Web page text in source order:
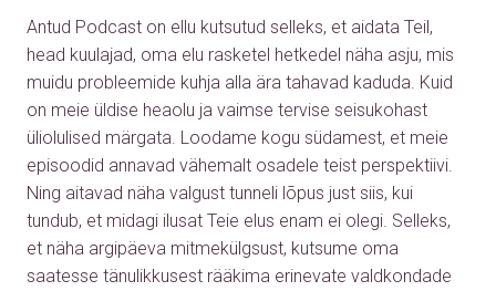
Antud Podcast on ellu kutsutud selleks, et aidata Teil,
head kuulajad, oma elu rasketel hetkedel näha asju, mis
muidu probleemide kuhja alla ära tahavad kaduda. Kuid
on meie üldise heaolu ja vaimse tervise seisukohast
üliolulised märgata. Loodame kogu südamest, et meie
episoodid annavad vähemalt osadele teist perspektiivi.
Ning aitavad näha valgust tunneli lõpus just siis, kui
tundub, et midagi ilusat Teie elus enam ei olegi. Selleks,
et näha argipäeva mitmekülgsust, kutsume oma
saatesse tänulikkusest rääkima erinevate valdkondade